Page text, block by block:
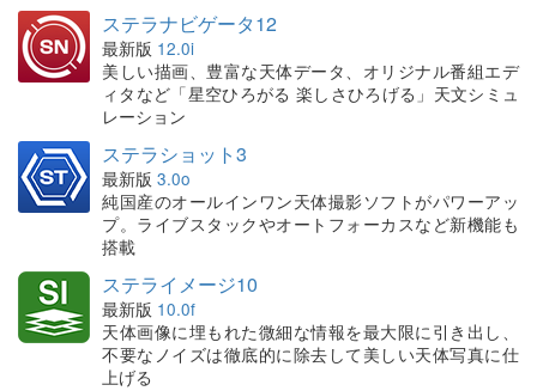
ステラナビゲータ12
最新版 12.0i
美しい描画、豊富な天体データ、オリジナル番組エデ
ィタなど「星空ひろがる 楽しさひろげる」天文シミュ
レーション
ステラショット3
最新版 3.0o
純国産のオールインワン天体撮影ソフトがパワーアッ
プ。ライブスタックやオートフォーカスなど新機能も
搭載
ステライメージ10
最新版 10.0f
天体画像に埋もれた微細な情報を最大限に引き出し、
不要なノイズは徹底的に除去して美しい天体写真に仕
上げる